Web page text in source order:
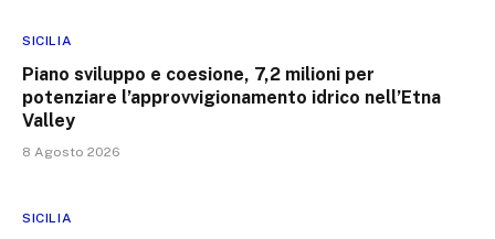
SICILIA
Piano sviluppo e coesione, 7,2 milioni per
potenziare l’approvvigionamento idrico nell’Etna
Valley
8 Agosto 2026
SICILIA